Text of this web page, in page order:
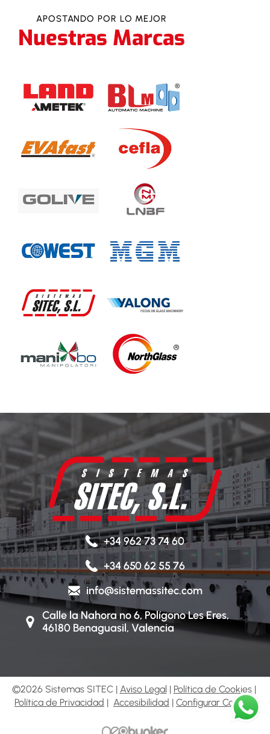
APOSTANDO POR LO MEJOR
Nuestras Marcas
+34 962 73 74 60
+34 650 62 55 76
info@sistemassitec.com
Calle la Nahora nº 6, Polígono Les Eres,
46180 Benaguasil, Valencia
©2026 Sistemas SITEC | Aviso Legal | Política de Cookies|
Política de Privacidad | Accesibilidad | Configurar Cookies